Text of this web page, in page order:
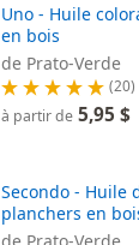
Uno - Huile
en bois
de Prato-Verde
(20)
à partir de 5,95 $
Secondo - Huile
planchers en
de Prato-Verde